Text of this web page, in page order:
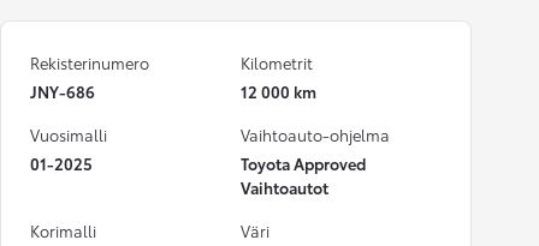
Rekisterinumero
JNY-686
Kilometrit
12 000 km
Vuosimalli
01-2025
Vaihtoauto-ohjelma
Toyota Approved
Vaihtoautot
Korimalli
Väri